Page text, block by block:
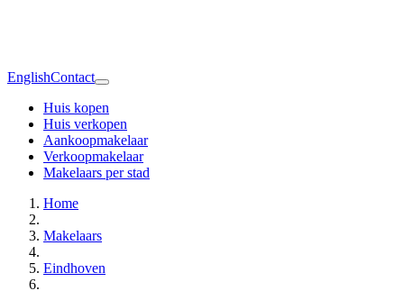
EnglishContact
Huis kopen
Huis verkopen
Aankoopmakelaar
Verkoopmakelaar
Makelaars per stad
Home
Makelaars
Eindhoven